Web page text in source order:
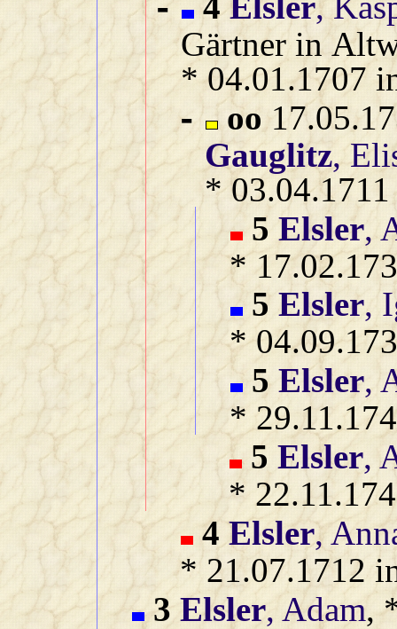
-
Gärtner in
* 04.01.1707
- oo
Gauglitz,
*
5 Elsler,
*
5 Elsler,
*
5 Elsler,
*
5 Elsler,
*
4 Elsler,
* 21.07.1712
3 Elsler, Adam,